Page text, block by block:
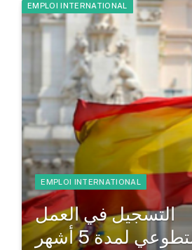
EMPLOI INTERNATIONAL
EMPLOI INTERNATIONAL
التسجيل في العمل
التطوعي لمدة 5 أشهر